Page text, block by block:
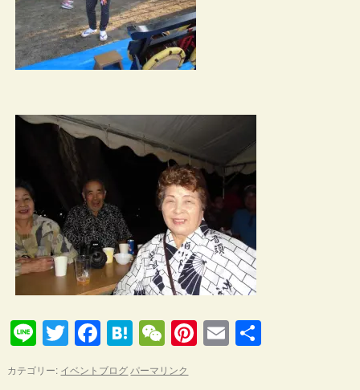
LineTwitterFacebook
Hatena
WeChat
Pinterest
Email
カテゴリー: イベントブログ パーマリンク